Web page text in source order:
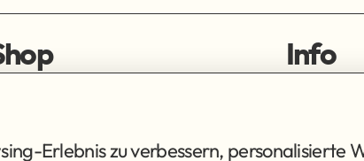
Info
AGB
Erlebnis zu verbessern, personalisierte